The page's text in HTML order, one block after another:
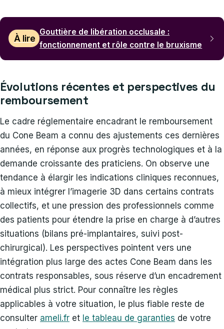
À lire
Gouttière de libération occlusale :
fonctionnement et rôle contre le bruxisme
Évolutions récentes et perspectives du
remboursement
Le cadre réglementaire encadrant le remboursement
du Cone Beam a connu des ajustements ces dernières
années, en réponse aux progrès technologiques et à la
demande croissante des praticiens. On observe une
tendance à élargir les indications cliniques reconnues,
à mieux intégrer l’imagerie 3D dans certains contrats
collectifs, et une pression des professionnels comme
des patients pour étendre la prise en charge à d’autres
situations (bilans pré-implantaires, suivi post-
chirurgical). Les perspectives pointent vers une
intégration plus large des actes Cone Beam dans les
contrats responsables, sous réserve d’un encadrement
médical plus strict. Pour connaître les règles
applicables à votre situation, le plus fiable reste de
consulter ameli.fr et le tableau de garanties de votre